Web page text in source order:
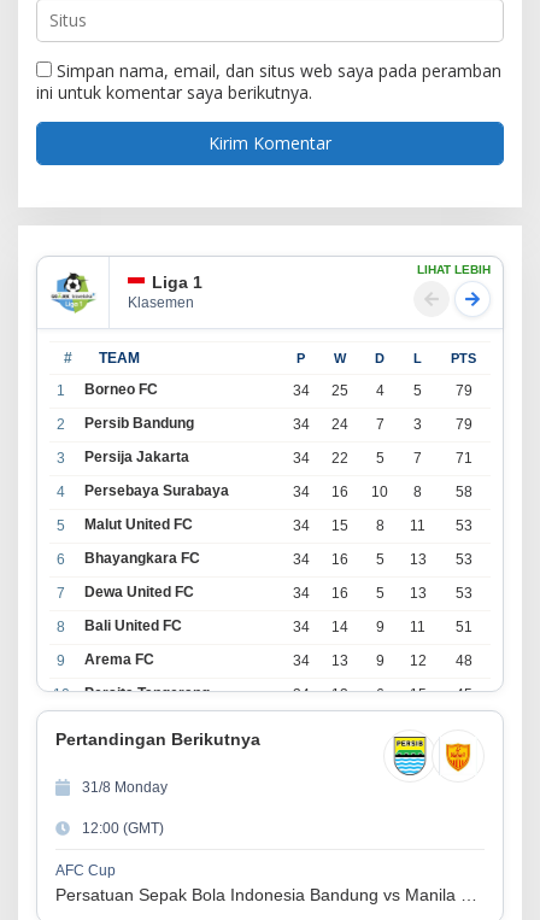
Simpan nama, email, dan situs web saya pada peramban
ini untuk komentar saya berikutnya.
Liga 1
Klasemen
LIHAT LEBIH
# TEAM P W D L PTS
1 Borneo FC 34 25 4 5
79
2
Persib Bandung 34 24 7 3
79
3
Persija Jakarta 34 22 5 7
71
4
Persebaya Surabaya 34 16 10 8
58
5
Malut United FC 34 15 8 11
53
6
Bhayangkara FC 34 16 5 13
53
7
Dewa United FC 34 16 5 13
53
8
Bali United FC 34 14 9 11
51
9
Arema FC 34 13 9 12
48
10
Persita Tangerang 34 13 6 15
45
17
39
13
Persijap Jepara
14
Madura United FC
15
PSM Makassar
16
Persis Solo 34 8 10 16 34
Pertandingan Berikutnya
31/8 Monday
12:00 (GMT)
AFC Cup
Persatuan Sepak Bola Indonesia Bandung vs Manila Digger FC